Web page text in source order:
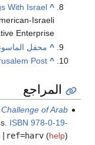
^
With Israel
Israeli
Enterprise
^ محفل الماسونية رقم
^
Post
المراجع
of Arab
ISBN 978-0-19-
|ref=harv(help)